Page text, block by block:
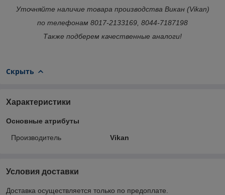
Уточняйте наличие товара производства Викан (Vikan)
по телефонам 8017-2133169, 8044-7187198
Также подберем качественные аналоги!
Скрыть
Характеристики
Основные атрибуты
Производитель Vikan
Условия доставки
Доставка осуществляется только по предоплате.